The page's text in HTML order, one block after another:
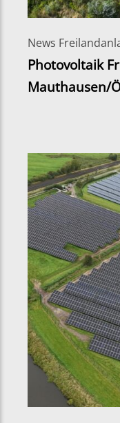
News
Photovoltaik
Mauthausen/